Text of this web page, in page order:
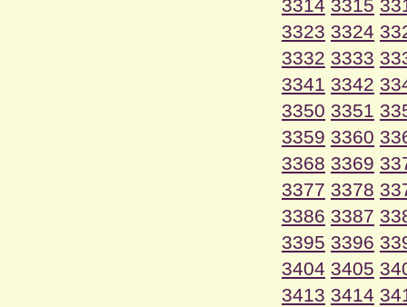
3314 3315
3323 3324
3332 3333
3341 3342
3350 3351
3359 3360
3368 3369
3377 3378
3386 3387
3395 3396
3404 3405
3413 3414